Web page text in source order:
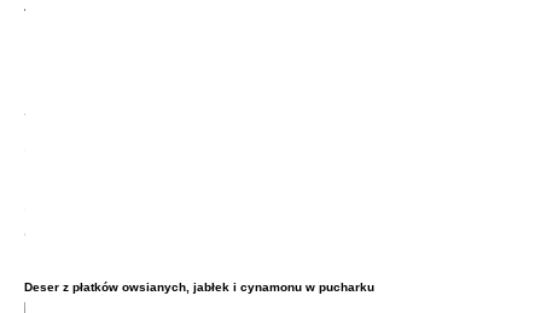
Deser z płatków owsianych, jabłek i cynamonu w pucharku